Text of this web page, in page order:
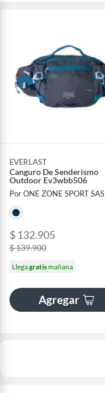
EVERLAST
Canguro De Senderismo
Outdoor Ev3wbb506
Por ONE ZONE SPORT SAS
$ 132.905
$ 139.900
Llegagratismañana
Agregar